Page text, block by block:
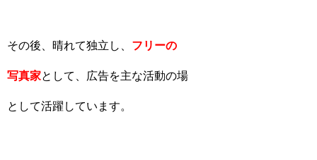
その後、晴れて独立し、 フリーの
写真家として、広告を主な活動の場
として活躍しています。